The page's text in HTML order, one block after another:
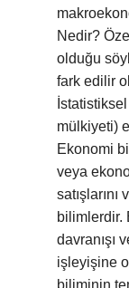
Nedir?
olduğu
fark edilir
mülkiyeti)
Ekonomi
veya
bilimlerdir.
davranışı
işleyişine
biliminin